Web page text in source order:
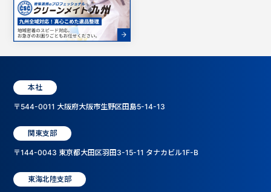
本社
〒544-0011 大阪府大阪市生野区田島5-14-13
関東支部
〒144-0043 東京都大田区羽田3-15-11 タナカビル1F-B
東海北陸支部